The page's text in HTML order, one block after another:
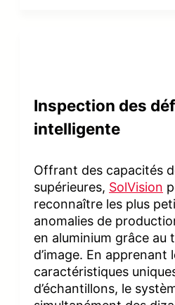
Inspection des
intelligente
Offrant des capacités
supérieures, SolVision
reconnaître les plus
anomalies de
en aluminium grâce au
d’image. En apprenant
caractéristiques
d’échantillons, le